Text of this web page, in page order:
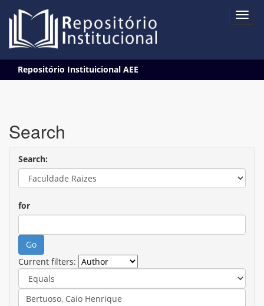
navigation
Repositório Instituicional AEE
Search
Search:
for
Current filters: